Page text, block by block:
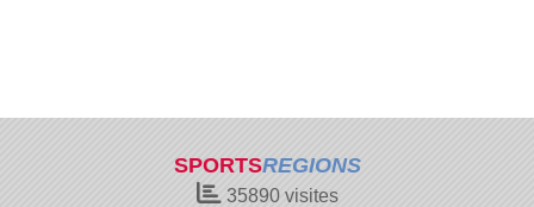
SPORTSREGIONS
35890visites